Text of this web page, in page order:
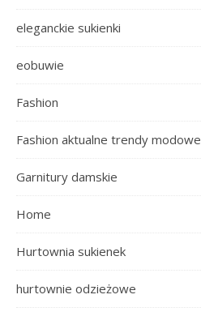
eleganckie sukienki
eobuwie
Fashion
Fashion aktualne trendy modowe
Garnitury damskie
Home
Hurtownia sukienek
hurtownie odzieżowe